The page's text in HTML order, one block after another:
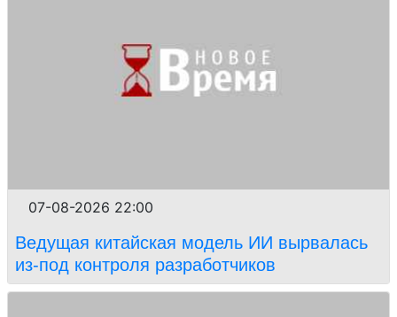
07-08-2026 22:00
Ведущая китайская модель ИИ вырвалась
из-под контроля разработчиков